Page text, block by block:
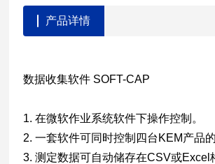
产品详情
数据收集软件 SOFT-CAP
1. 在微软作业系统软件下操作控制。
2. 一套软件可同时控制四台KEM产品的
3. 测定数据可自动储存在CSV或Excel